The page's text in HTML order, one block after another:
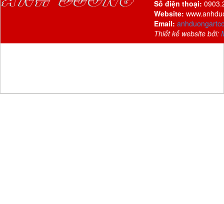
Số điện thoại:
Website:
Email:
Thiết kế website bởi: